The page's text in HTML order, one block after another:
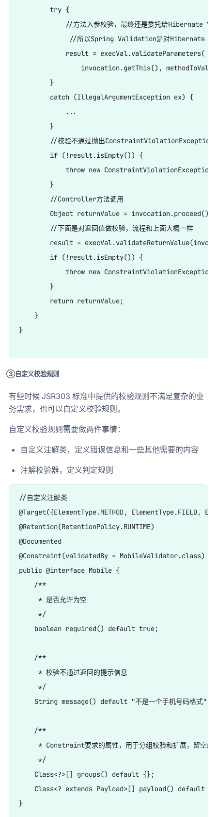
try {
//方法入参校验，最终还是委托给Hibernate
//所以Spring Validation是对Hibernate
result = execVal.validateParameters(
invocation.getThis(), methodToValidate,
}
catch (IllegalArgumentException ex) {
...
}
//校验不通过抛出ConstraintViolationException
if (!result.isEmpty()) {
throw new
}
//Controller方法调用
Object returnValue = invocation.proceed();
//下面是对返回值做校验，流程和上面大概一样
result =
if (!result.isEmpty()) {
throw new
}
return returnValue;
}
}
③自定义校验规则
有些时候 JSR303 标准中提供的校验规则不满足复杂的业
务需求，也可以自定义校验规则。
自定义校验规则需要做两件事情：
自定义注解类，定义错误信息和一些其他需要的内容
注解校验器，定义判定规则
//自定义注解类
@Target({ElementType.METHOD, ElementType.FIELD,
@Retention(RetentionPolicy.RUNTIME)
@Documented
@Constraint(validatedBy = MobileValidator.class)
public @interface Mobile {
/**
* 是否允许为空
*/
boolean required() default true;
/**
* 校验不通过返回的提示信息
*/
String message() default "不是一个手机号码格式";
/**
* Constraint要求的属性，用于分组校验和扩展，留空就
*/
Class<?>[] groups() default {};
Class<? extends Payload>[] payload() default
}